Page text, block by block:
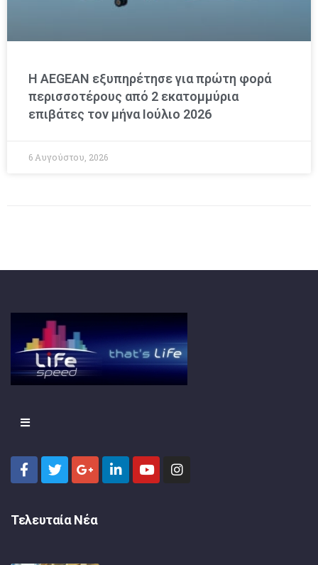
Η AEGEAN εξυπηρέτησε για πρώτη φορά
περισσοτέρους από 2 εκατομμύρια
επιβάτες τον μήνα Ιούλιο 2026
6 Αυγούστου, 2026
Τελευταία Νέα